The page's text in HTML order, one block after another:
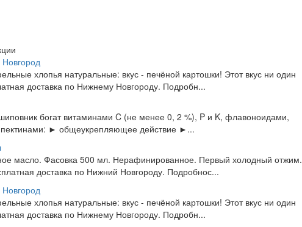
хлопья натуральные: вкус - печёной картошки! Этот вкус ни один
доставка по Нижнему Новгороду. Подробн...
богат витаминами C (не менее 0, 2 %), P и K, флавоноидами,
► общеукрепляющее действие ►...
масло. Фасовка 500 мл. Нерафинированное. Первый холодный отжим.
доставка по Нижний Новгороду. Подробнос...
хлопья натуральные: вкус - печёной картошки! Этот вкус ни один
доставка по Нижнему Новгороду. Подробн...